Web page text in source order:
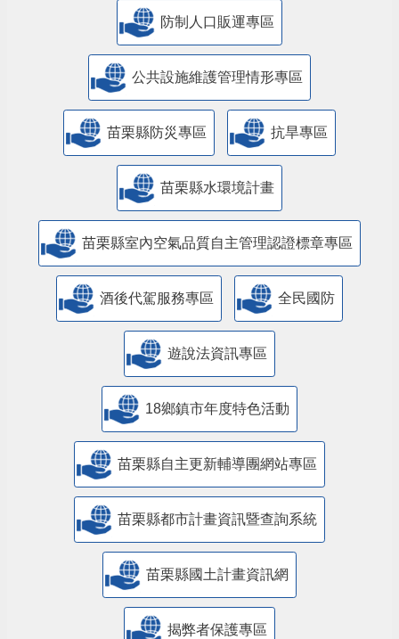
防制人口販運專區
​公共設施維護管理情形專區
苗栗縣防災專區 抗旱專區
苗栗縣水環境計畫
苗栗縣室內空氣品質自主管理認證標章專區
酒後代駕服務專區 全民國防
遊說法資訊專區
18鄉鎮市年度特色活動
苗栗縣自主更新輔導團網站專區
苗栗縣都市計畫資訊暨查詢系統
苗栗縣國土計畫資訊網
揭弊者保護專區